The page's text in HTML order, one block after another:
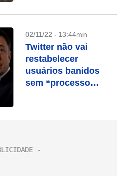
02/11/22 - 13:44min
Twitter não vai
restabelecer
usuários banidos
sem “processo